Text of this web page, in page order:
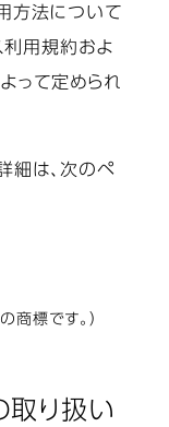
方法について
利用規約およ
って定められ
細は、次のペ
標です。）
取り扱い